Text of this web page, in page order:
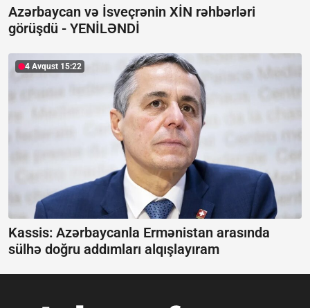
Azərbaycan və İsveçrənin XİN rəhbərləri
görüşdü - YENİLƏNDİ
4 Avqust 15:22
Kassis: Azərbaycanla Ermənistan arasında
sülhə doğru addımları alqışlayıram